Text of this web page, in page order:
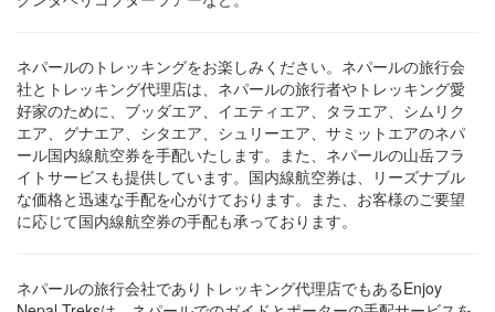
ネパールのトレッキングをお楽しみください。ネパールの旅行会
社とトレッキング代理店は、ネパールの旅行者やトレッキング愛
好家のために、ブッダエア、イエティエア、タラエア、シムリク
エア、グナエア、シタエア、シュリーエア、サミットエアのネパ
ール国内線航空券を手配いたします。また、ネパールの山岳フラ
イトサービスも提供しています。国内線航空券は、リーズナブル
な価格と迅速な手配を心がけております。また、お客様のご要望
に応じて国内線航空券の手配も承っております。
ネパールの旅行会社でありトレッキング代理店でもあるEnjoy